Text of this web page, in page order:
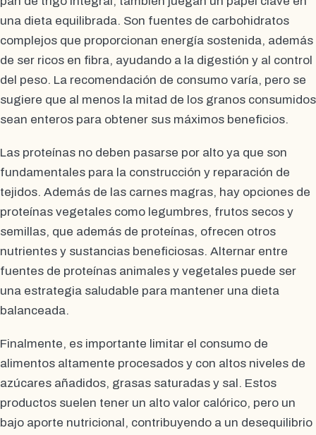
una dieta equilibrada. Son fuentes de carbohidratos
complejos que proporcionan energía sostenida, además
de ser ricos en fibra, ayudando a la digestión y al control
del peso. La recomendación de consumo varía, pero se
sugiere que al menos la mitad de los granos consumidos
sean enteros para obtener sus máximos beneficios.
Las proteínas no deben pasarse por alto ya que son
fundamentales para la construcción y reparación de
tejidos. Además de las carnes magras, hay opciones de
proteínas vegetales como legumbres, frutos secos y
semillas, que además de proteínas, ofrecen otros
nutrientes y sustancias beneficiosas. Alternar entre
fuentes de proteínas animales y vegetales puede ser
una estrategia saludable para mantener una dieta
balanceada.
Finalmente, es importante limitar el consumo de
alimentos altamente procesados y con altos niveles de
azúcares añadidos, grasas saturadas y sal. Estos
productos suelen tener un alto valor calórico, pero un
bajo aporte nutricional, contribuyendo a un desequilibrio